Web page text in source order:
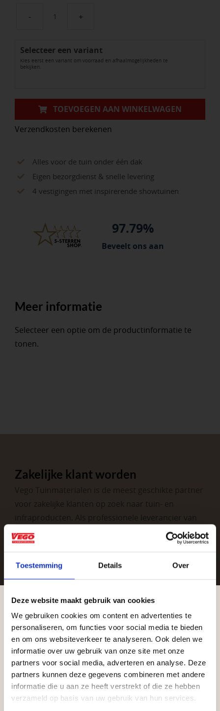
Toestemming Details Over
Deze website maakt gebruik van cookies
We gebruiken cookies om content en advertenties te
personaliseren, om functies voor social media te bieden
en om ons websiteverkeer te analyseren. Ook delen we
informatie over uw gebruik van onze site met onze
partners voor social media, adverteren en analyse. Deze
partners kunnen deze gegevens combineren met andere
informatie die u aan ze heeft verstrekt of die ze hebben
verzameld op basis van uw gebruik van hun services.
Beton
aantal
Selecteer een variant
Kies eerst een variant om voorraad en afhaalmogelijkheden te
bekijken.
TOEVOEGEN AAN WINKELWAGEN
Verzendkosten berekenen
Alles voor de tuin onder één dak
Eigen bezorgdienst & snelle levering
4 vestigingen met inspirerende showtuinen
97.79%
Beveelt ons aan
Meer informatie
Selecteer een optie om de productinformatie te
tonen.
Zakelijke klant worden
Vego Tuinmaterialen is de meest geschikte partner
voor zakelijke klanten op zoek naar tuin- en
infraproducten. Als professionele leverancier van
tuinmaterialen bieden wij een breed assortiment
aan producten van topkwaliteit. Lees meer over de
Vrijblijvend advies?
Geen probleem, wij hebben alles voor uw
Aangepaste openingstijden tijdens de
vakantieperiode
Waardenburg en Vego Dordrecht hanteren tijdens
de vakantieperiode aangepaste openingstijden op
zaterdag. Bekijk de vestigingspagina voor de
actuele openingstijden.